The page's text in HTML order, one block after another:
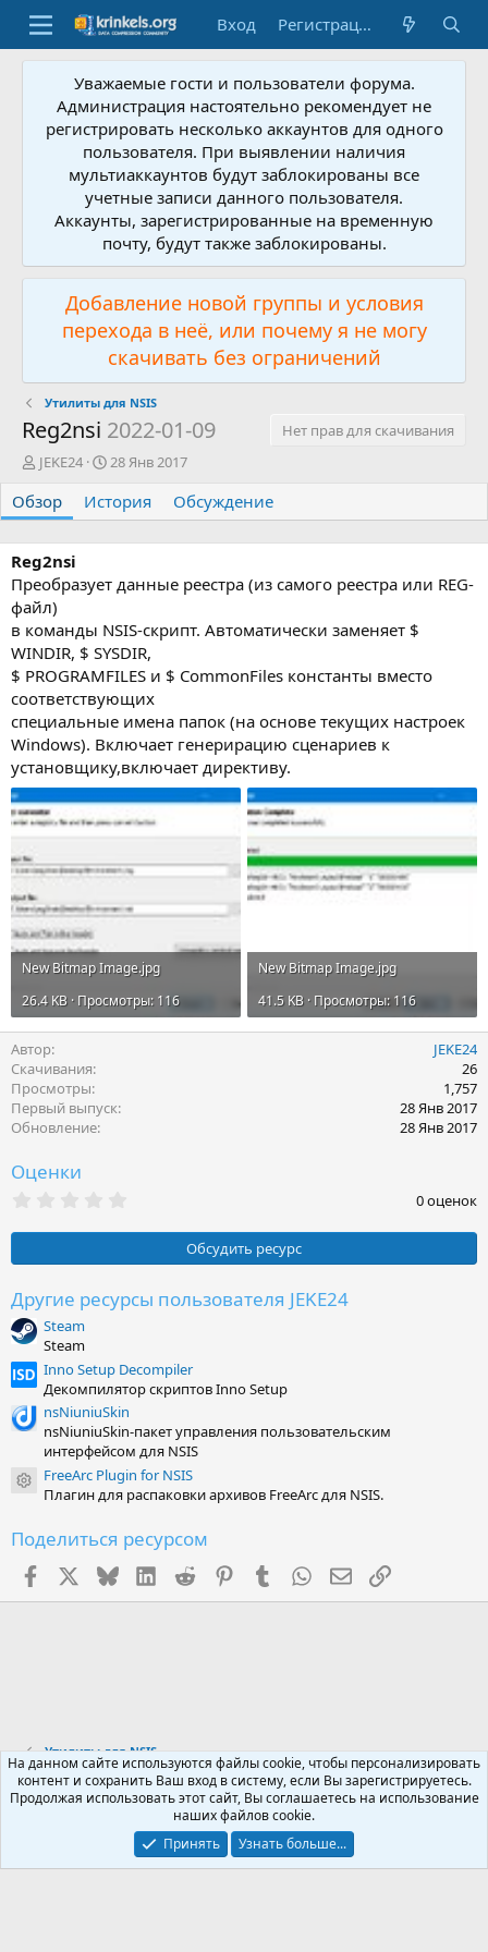
Вход Регистрация
Уважаемые гости и пользователи форума.
Администрация настоятельно рекомендует не
регистрировать несколько аккаунтов для одного
пользователя. При выявлении наличия
мультиаккаунтов будут заблокированы все
учетные записи данного пользователя.
Аккаунты, зарегистрированные на временную
почту, будут также заблокированы.
Добавление новой группы и условия
перехода в неё, или почему я не могу
скачивать без ограничений
Утилиты для NSIS
Reg2nsi 2022-01-09
Нет прав для скачивания
А
т
о
р
JEKE24
Д
т
а
с
з
д
н
и
я
28 Янв 2017
Обзор История Обсуждение
Reg2nsi
Преобразует данные реестра (из самого реестра или REG-
файл)
в команды NSIS-скрипт. Автоматически заменяет $
WINDIR, $ SYSDIR,
$ PROGRAMFILES и $ CommonFiles константы вместо
соответствующих
специальные имена папок (на основе текущих настроек
Windows). Включает генерирацию сценариев к
установщику,включает директиву.
New Bitmap Image.jpg
26.4 KB · Просмотры: 116
New Bitmap Image.jpg
41.5 KB · Просмотры: 116
Автор
JEKE24
Скачивания
26
Просмотры
1,757
Первый выпуск
28 Янв 2017
Обновление
28 Янв 2017
Оценки
0
з
ё
з
0 оценок
Обсудить ресурс
Другие ресурсы пользователя JEKE24
Steam
Steam
Inno Setup Decompiler
Декомпилятор скриптов Inno Setup
nsNiuniuSkin
nsNiuniuSkin-пакет управления пользовательским
интерфейсом для NSIS
Иконка ресурса
FreeArc Plugin for NSIS
Плагин для распаковки архивов FreeArc для NSIS.
Поделиться ресурсом
FacebookX (Twitter)
BlueskyLinkedInReddit PinterestTumblr WhatsApp
Электронная
Ссылка
Утилиты для NSIS
Russian (RU)
Условия и правила
Политика конфиденциальности
Помощь
На данном сайте используются файлы cookie, чтобы персонализировать
контент и сохранить Ваш вход в систему, если Вы зарегистрируетесь.
Продолжая использовать этот сайт, Вы соглашаетесь на использование
наших файлов cookie.
Принять
Узнать больше...